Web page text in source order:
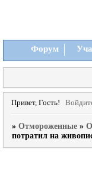
Форум
Привет, Гость!
» Отмороженные »
потратил на